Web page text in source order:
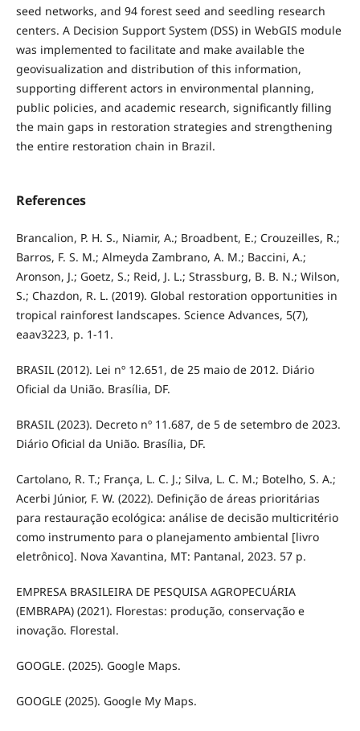
seed networks, and 94 forest seed and seedling research
centers. A Decision Support System (DSS) in WebGIS module
was implemented to facilitate and make available the
geovisualization and distribution of this information,
supporting different actors in environmental planning,
public policies, and academic research, significantly filling
the main gaps in restoration strategies and strengthening
the entire restoration chain in Brazil.
References
Brancalion, P. H. S., Niamir, A.; Broadbent, E.; Crouzeilles, R.;
Barros, F. S. M.; Almeyda Zambrano, A. M.; Baccini, A.;
Aronson, J.; Goetz, S.; Reid, J. L.; Strassburg, B. B. N.; Wilson,
S.; Chazdon, R. L. (2019). Global restoration opportunities in
tropical rainforest landscapes. Science Advances, 5(7),
eaav3223, p. 1-11.
BRASIL (2012). Lei nº 12.651, de 25 maio de 2012. Diário
Oficial da União. Brasília, DF.
BRASIL (2023). Decreto nº 11.687, de 5 de setembro de 2023.
Diário Oficial da União. Brasília, DF.
Cartolano, R. T.; França, L. C. J.; Silva, L. C. M.; Botelho, S. A.;
Acerbi Júnior, F. W. (2022). Definição de áreas prioritárias
para restauração ecológica: análise de decisão multicritério
como instrumento para o planejamento ambiental [livro
eletrônico]. Nova Xavantina, MT: Pantanal, 2023. 57 p.
EMPRESA BRASILEIRA DE PESQUISA AGROPECUÁRIA
(EMBRAPA) (2021). Florestas: produção, conservação e
inovação. Florestal.
GOOGLE. (2025). Google Maps.
GOOGLE (2025). Google My Maps.